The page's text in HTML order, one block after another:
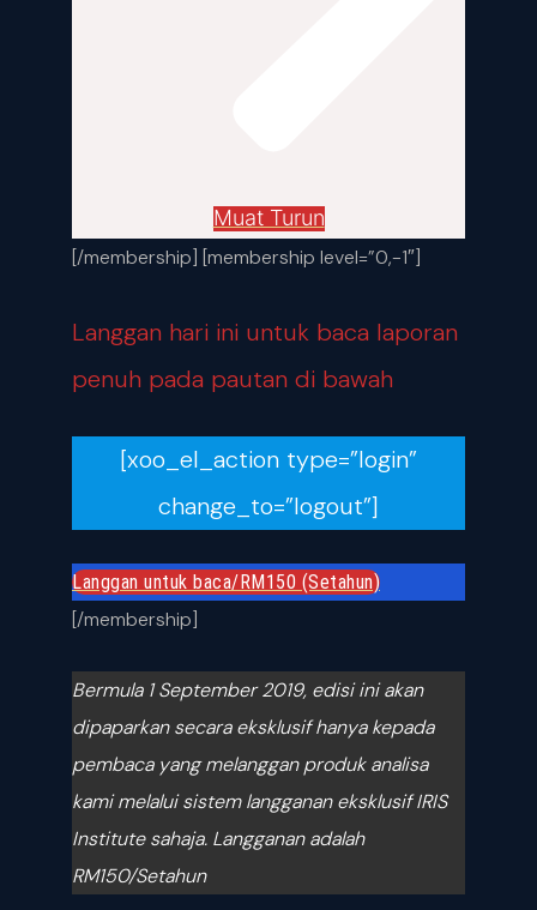
Muat Turun
[/membership] [membership level=”0,-1″]
Langgan hari ini untuk baca laporan
penuh pada pautan di bawah
[xoo_el_action type=”login”
change_to=”logout”]
Langgan untuk baca/RM150 (Setahun)
[/membership]
Bermula 1 September 2019, edisi ini akan
dipaparkan secara eksklusif hanya kepada
pembaca yang melanggan produk analisa
kami melalui sistem langganan eksklusif IRIS
Institute sahaja. Langganan adalah
RM150/Setahun